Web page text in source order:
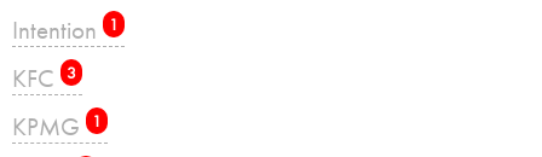
Intention 1
KFC 3
KPMG 1